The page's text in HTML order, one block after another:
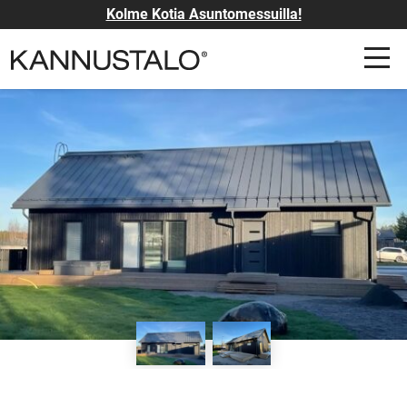
Kolme Kotia Asuntomessuilla!